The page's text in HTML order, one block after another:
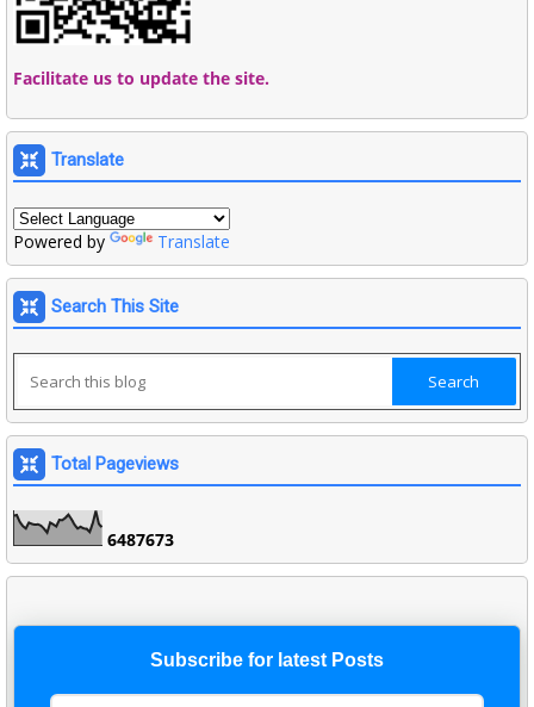
Facilitate us to update the site.
Translate
Powered by Translate
Search This Site
Total Pageviews
6487673
Subscribe for latest Posts